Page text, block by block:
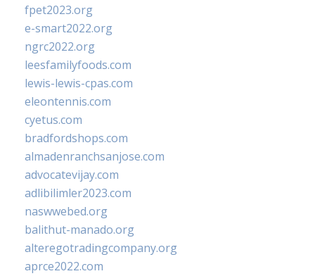
fpet2023.org
e-smart2022.org
ngrc2022.org
leesfamilyfoods.com
lewis-lewis-cpas.com
eleontennis.com
cyetus.com
bradfordshops.com
almadenranchsanjose.com
advocatevijay.com
adlibilimler2023.com
naswwebed.org
balithut-manado.org
alteregotradingcompany.org
aprce2022.com